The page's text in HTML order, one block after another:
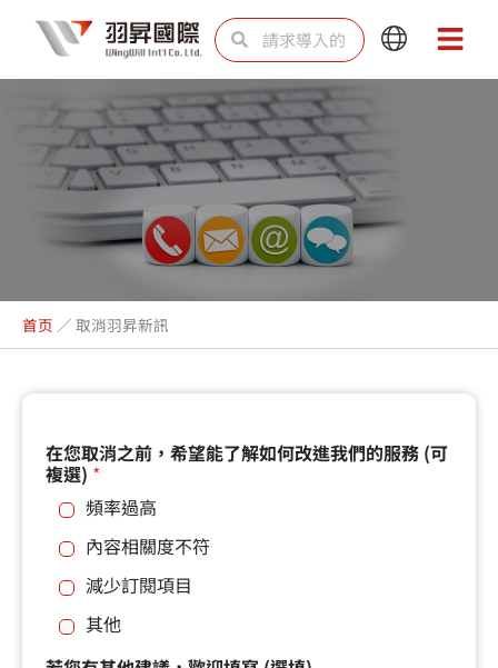
内
SearchSearch
Main
Menu
Main
Menu
取消羽昇新訊
首页 ／ 取消羽昇新訊
若
您
其
他
建
議
，
歡
迎
在您取消之前，希望能了解如何改進我們的服務 (可
複選) *
頻率過高
內容相關度不符
減少訂閱項目
其他